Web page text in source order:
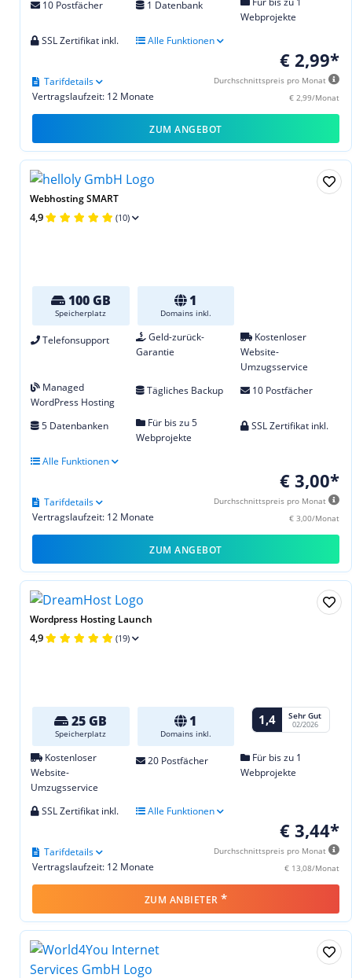
10 Postfächer 1 Datenbank
Webprojekte
SSL Zertifikat inkl.
Alle Funktionen
€ 2,99*
Durchschnittspreis pro Monat
€ 2,99/Monat
Vertragslaufzeit: 12 Monate
Tarifdetails
ZUM ANGEBOT
Webhosting SMART
4,9 (10)
100 GB
Speicherplatz
1
Domains inkl.
Telefonsupport
Geld-zurück-
Garantie
Kostenloser
Website-
Umzugsservice
Managed
WordPress Hosting
Tägliches Backup 10 Postfächer
5 Datenbanken
Für bis zu 5
Webprojekte
SSL Zertifikat inkl.
Alle Funktionen
€ 3,00*
Durchschnittspreis pro Monat
€ 3,00/Monat
Vertragslaufzeit: 12 Monate
Tarifdetails
ZUM ANGEBOT
Wordpress Hosting Launch
4,9 (19)
25 GB
Speicherplatz
1
Domains inkl.
1,4 Sehr Gut
02/2026
Kostenloser
Website-
Umzugsservice
20 Postfächer
Für bis zu 1
Webprojekte
SSL Zertifikat inkl. Alle Funktionen
€ 3,44*
Durchschnittspreis pro Monat
€ 13,08/Monat
Vertragslaufzeit: 12 Monate
Tarifdetails
ZUM ANBIETER *